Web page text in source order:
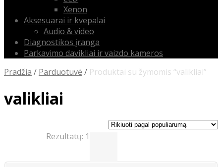
Xenon
Aksesuarai ir kvepalai
Audio & video
Diagnostikos įranga
Parkavimo davikliai ir vaizdo kameros
Pradžia / Parduotuvė / Produktai su žymomis “valikliai”
valikliai
Rezultatų: 1